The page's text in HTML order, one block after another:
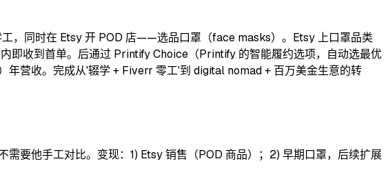
，同时在 Etsy 开 POD 店——选品口罩（face masks）。Etsy 上口罩品类
即收到首单。后通过 Printify Choice（Printify 的智能履约选项，自动选最优
营收。完成从'辍学 + Fiverr 零工'到 digital nomad + 百万美金生意的转
要他手工对比。变现：1) Etsy 销售（POD 商品）；2) 早期口罩，后续扩展